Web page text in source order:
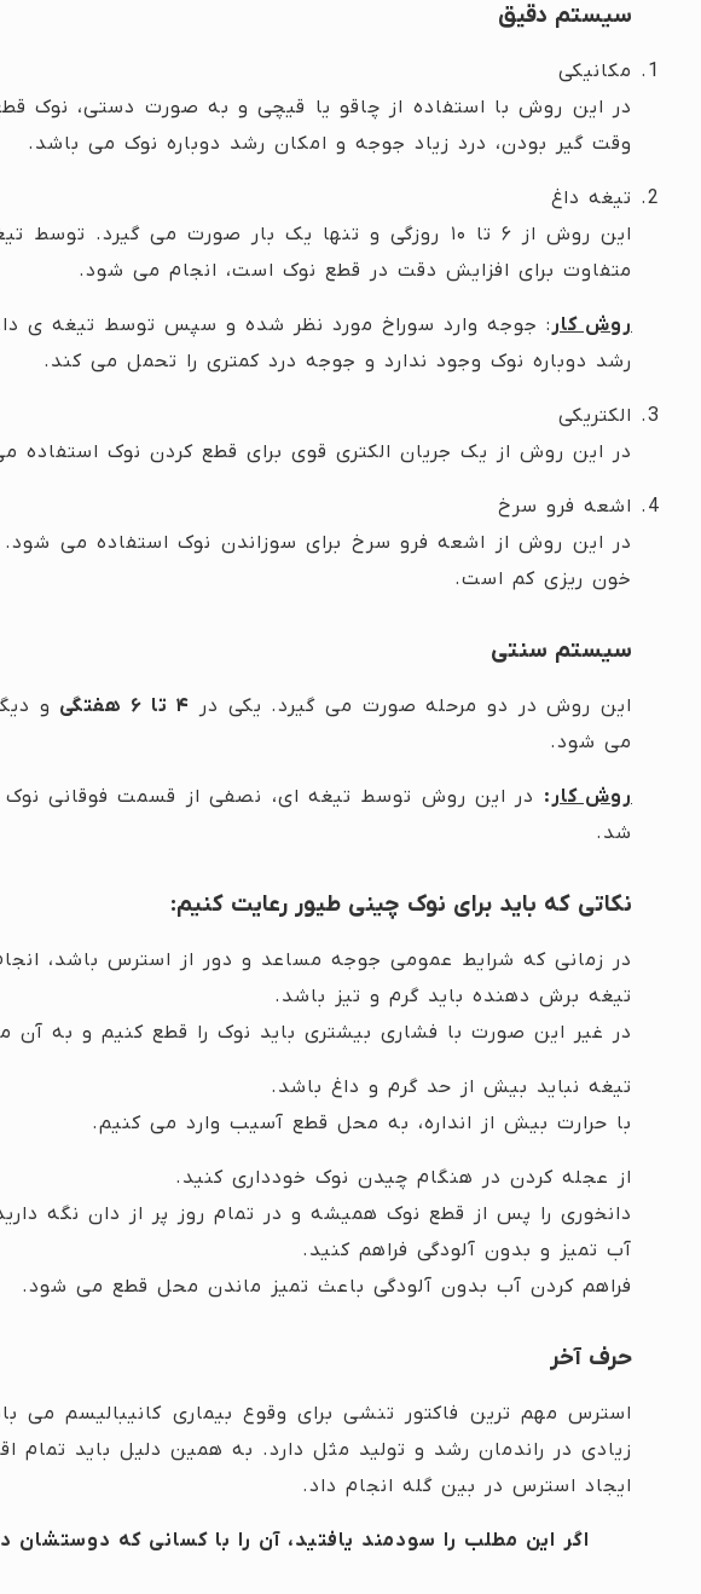
سیستم دقیق
مکانیکی
در این روش با استفاده از چاقو یا قیچی و به صورت دستی، نوک
وقت گیر بودن، درد زیاد جوجه و امکان رشد دوباره نوک می باشد.
تیغه داغ
این روش از ۶ تا ۱۰ روزگی و تنها یک بار صورت می
متفاوت برای افزایش دقت در قطع نوک است، انجام می شود.
روش کار: جوجه وارد سوراخ مورد نظر شده و سپس توسط تیغه ی
رشد دوباره نوک وجود ندارد و جوجه درد کمتری را تحمل می کند.
الکتریکی
در این روش از یک جریان الکتری قوی برای قطع کردن نوک استفاده
اشعه فرو سرخ
در این روش از اشعه فرو سرخ برای سوزاندن نوک استفاده می
خون ریزی کم است.
سیستم سنتی
این روش در دو مرحله صورت می گیرد. یکی در ۴ تا ۶ هفتگی و
می شود.
روش کار: در این روش توسط تیغه ای، نصفی از قسمت فوقانی
شد.
نکاتی که باید برای نوک چینی طیور رعایت کنیم:
در زمانی که شرایط عمومی جوجه مساعد و دور از استرس باشد،
تیغه برش دهنده باید گرم و تیز باشد.
در غیر این صورت با فشاری بیشتری باید نوک را قطع کنیم و به
تیغه نباید بیش از حد گرم و داغ باشد.
با حرارت بیش از انداره، به محل قطع آسیب وارد می کنیم.
از عجله کردن در هنگام چیدن نوک خودداری کنید.
دانخوری را پس از قطع نوک همیشه و در تمام روز پر از دان نگه
آب تمیز و بدون آلودگی فراهم کنید.
فراهم کردن آب بدون آلودگی باعث تمیز ماندن محل قطع می شود.
حرف آخر
استرس مهم ترین فاکتور تنشی برای وقوع بیماری کانیبالیسم می
زیادی در راندمان رشد و تولید مثل دارد. به همین دلیل باید تمام
ایجاد استرس در بین گله انجام داد.
اگر این مطلب را سودمند یافتید، آن را با کسانی که دوستشان